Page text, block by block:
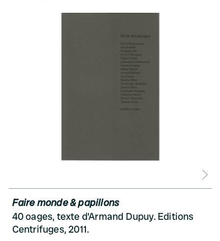
Faire monde & papillons
40 oages, texte d'Armand Dupuy. Editions
Centrifuges, 2011.